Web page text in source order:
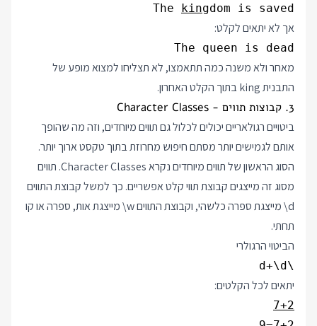
The kingdom is saved
אך לא יתאים לקלט:
The queen is dead
מאחר ולא משנה כמה תתאמצו, לא תצליחו למצוא מופע של
התבנית king בתוך הקלט האחרון.
3. קבוצות תווים - Character Classes
ביטויים רגולאריים יכולים לכלול גם תווים מיוחדים, וזה מה שהופך
אותם לגמישים יותר מסתם חיפוש מחרוזת בתוך טקסט ארוך יותר.
הסוג הראשון של תווים מיוחדים נקרא Character Classes. תווים
מסוג זה מייצגים קבוצת תווי קלט אפשריים. כך למשל קבוצת התווים
\dמייצגת ספרה כלשהי, וקבוצת התווים\wמייצגת אות, ספרה או קו
תחתי.
הביטוי הרגולרי
\d+\d
יתאים לכל הקלטים:
7+2